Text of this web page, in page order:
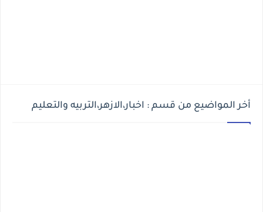
أخر المواضيع من قسم : اخبار،الازهر،التربيه والتعليم